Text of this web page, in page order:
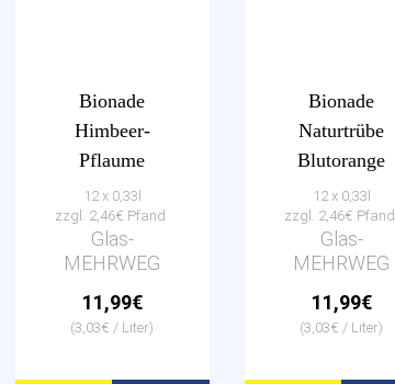
Bionade
Himbeer-
Pflaume
12 x 0,33l
zzgl. 2,46€ Pfand
Glas-
MEHRWEG
11,99€
(3,03€ / Liter)
Bionade
Naturtrübe
Blutorange
12 x 0,33l
zzgl. 2,46€ Pfand
Glas-
MEHRWEG
11,99€
(3,03€ / Liter)